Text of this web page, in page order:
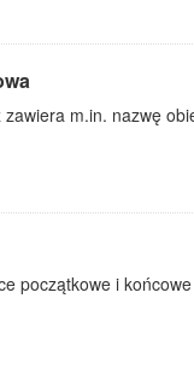
m.in. nazwę
początkowe i końcowe